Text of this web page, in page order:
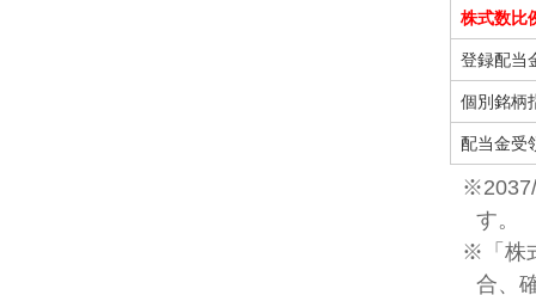
株式数比
登録配当
個別銘柄
配当金受
す。
※「株
合、